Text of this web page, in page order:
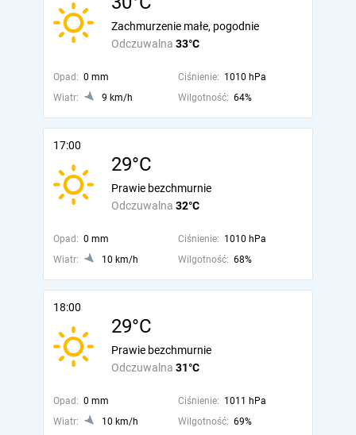
Odczuwalna 33°C
Zachmurzenie małe, pogodnie
Opad: 0 mm Ciśnienie: 1010 hPa
Wiatr:
9 km/h Wilgotność: 64%
17:00
29°C
Odczuwalna 32°C
Prawie bezchmurnie
Opad: 0 mm Ciśnienie: 1010 hPa
Wiatr:
10 km/h Wilgotność: 68%
18:00
29°C
Odczuwalna 31°C
Prawie bezchmurnie
Opad: 0 mm Ciśnienie: 1011 hPa
Wiatr:
10 km/h Wilgotność: 69%